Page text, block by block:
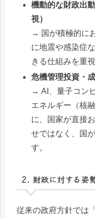
機動的な財政出
視）
→ 国が積極的に
に地震や感染症
きる仕組みを重
危機管理投資・
→ AI、量子コン
エネルギー（核
に、国家が直接
せではなく、国
す。
2. 財政に対する姿
従来の政府方針では